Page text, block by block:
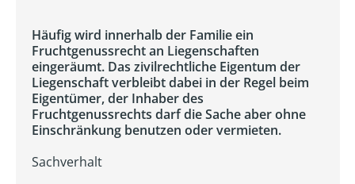
Häufig wird innerhalb der Familie ein
Fruchtgenussrecht an Liegenschaften
eingeräumt. Das zivilrechtliche Eigentum der
Liegenschaft verbleibt dabei in der Regel beim
Eigentümer, der Inhaber des
Fruchtgenussrechts darf die Sache aber ohne
Einschränkung benutzen oder vermieten.
Sachverhalt